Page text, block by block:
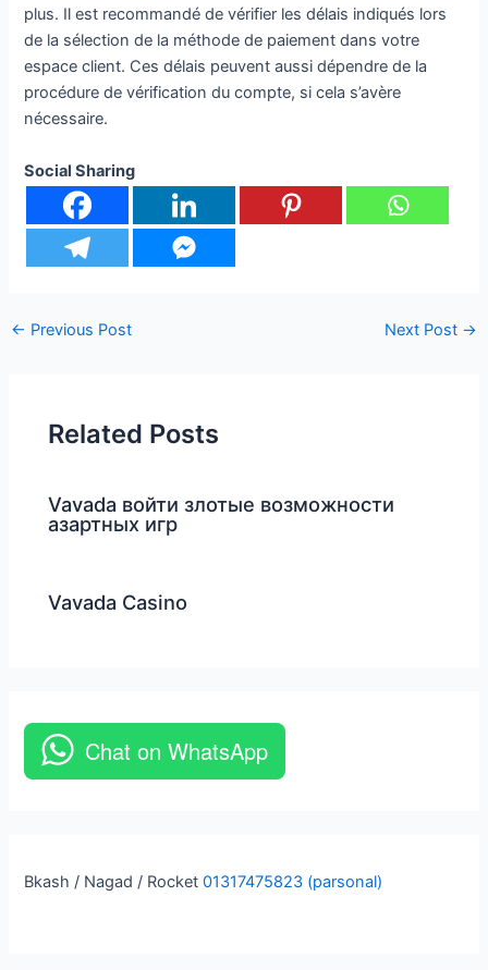
plus. Il est recommandé de vérifier les délais indiqués lors
de la sélection de la méthode de paiement dans votre
espace client. Ces délais peuvent aussi dépendre de la
procédure de vérification du compte, si cela s’avère
nécessaire.
Social Sharing
← Previous Post Next Post →
Related Posts
Vavada войти злотые возможности
азартных игр
Vavada Casino
Chat on WhatsApp
Bkash / Nagad / Rocket01317475823 (parsonal)